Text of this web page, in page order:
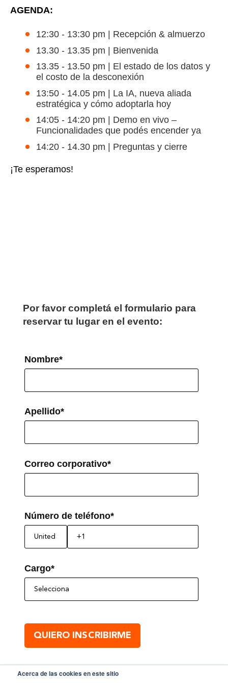
Acerca de las cookies en este sitio
AGENDA:
12:30 - 13:30 pm | Recepción & almuerzo
13.30 - 13.35 pm | Bienvenida
13.35 - 13.50 pm | El estado de los datos y
el costo de la desconexión
13:50 - 14.05 pm | La IA, nueva aliada
estratégica y cómo adoptarla hoy
14:05 - 14:20 pm | Demo en vivo –
Funcionalidades que podés encender ya
14:20 - 14.30 pm | Preguntas y cierre
¡Te esperamos!
Por favor completá el formulario para
reservar tu lugar en el evento:
Nombre*
Apellido*
Correo corporativo*
Número de teléfono*
Cargo*